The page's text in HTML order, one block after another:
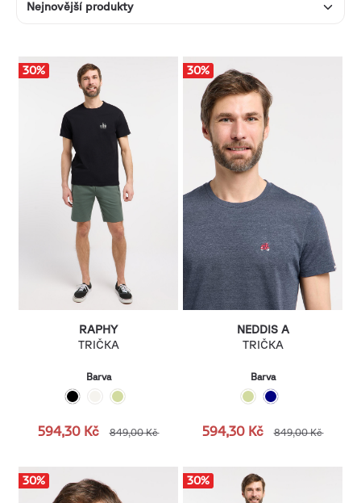
30%
RAPHY
TRIČKA
Barva
594,30 Kč 849,00 Kč
30%
NEDDIS A
TRIČKA
Barva
594,30 Kč 849,00 Kč
30% 30%